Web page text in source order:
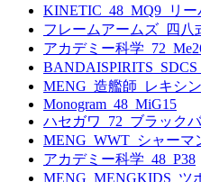
KINETIC_48_MQ9_リー
フレームアームズ_四
アカデミー科学
MENG_造艦師_レキシ
Monogram_48_MiG15
ハセガワ_72_ブラック
MENG_WWT_シャーマ
アカデミー科学_48_P38
MENG_MENGKIDS_ツ